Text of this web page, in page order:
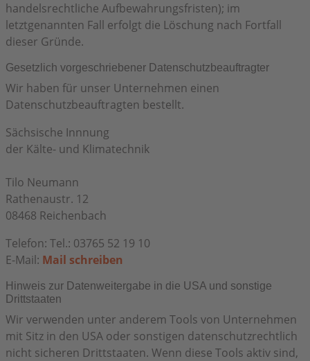
handelsrechtliche Aufbewahrungsfristen); im
letztgenannten Fall erfolgt die Löschung nach Fortfall
dieser Gründe.
Gesetzlich vorgeschriebener Datenschutz­beauftragter
Wir haben für unser Unternehmen einen
Datenschutzbeauftragten bestellt.
Sächsische Innnung
der Kälte- und Klimatechnik
Tilo Neumann
Rathenaustr. 12
08468 Reichenbach
Telefon: Tel.: 03765 52 19 10
E-Mail: Mail schreiben
Hinweis zur Datenweitergabe in die USA und sonstige
Drittstaaten
Wir verwenden unter anderem Tools von Unternehmen
mit Sitz in den USA oder sonstigen datenschutzrechtlich
nicht sicheren Drittstaaten. Wenn diese Tools aktiv sind,